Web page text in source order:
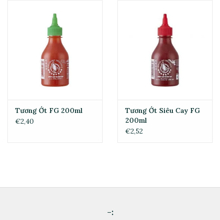
Tương Ớt FG 200ml
€2,40
Tương Ớt Siêu Cay FG
200ml
€2,52
-: